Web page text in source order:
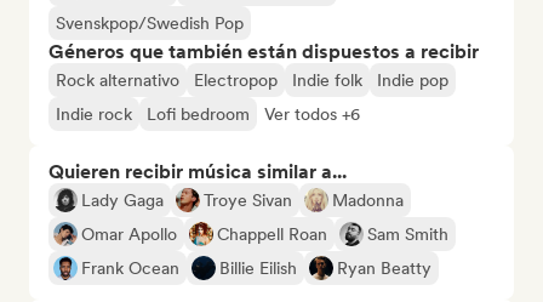
Svenskpop/Swedish Pop
Géneros que también están dispuestos a recibir
Rock alternativo Electropop Indie folk
Indie pop
Indie rock
Lofi bedroom Ver todos +6
Quieren recibir música similar a...
Lady Gaga Troye Sivan
Madonna
Omar Apollo
Chappell Roan
Sam Smith
Frank Ocean
Billie Eilish Ryan Beatty